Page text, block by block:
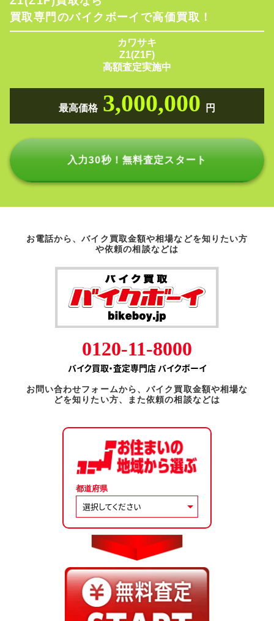
買取専門のバイクボーイで高価買取！
カワサキ
Z1(Z1F)
高額査定実施中
最高価格 3,000,000 円
入力30秒！無料査定スタート
お電話から、バイク買取金額や相場などを知りたい方
や依頼の相談などは
0120-11-8000
バイク買取・査定専門店 バイクボーイ
お問い合わせフォームから、バイク買取金額や相場な
どを知りたい方、また依頼の相談などは
都道府県